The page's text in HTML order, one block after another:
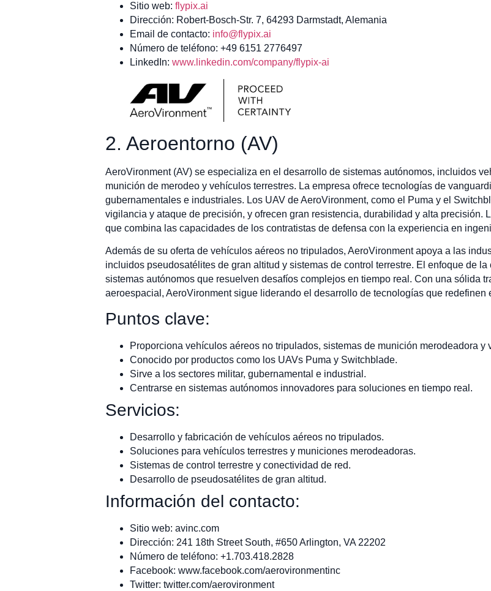
Sitio web: flypix.ai
Dirección: Robert-Bosch-Str. 7, 64293 Darmstadt, Alemania
Email de contacto: info@flypix.ai
Número de teléfono: +49 6151 2776497
LinkedIn: www.linkedin.com/company/flypix-ai
2. Aeroentorno (AV)
AeroVironment (AV) se especializa en el desarrollo de sistemas autónomos, incluidos
munición de merodeo y vehículos terrestres. La empresa ofrece tecnologías de
gubernamentales e industriales. Los UAV de AeroVironment, como el Puma y el
vigilancia y ataque de precisión, y ofrecen gran resistencia, durabilidad y alta precisión.
que combina las capacidades de los contratistas de defensa con la experiencia en
Además de su oferta de vehículos aéreos no tripulados, AeroVironment apoya a las
incluidos pseudosatélites de gran altitud y sistemas de control terrestre. El enfoque de
sistemas autónomos que resuelven desafíos complejos en tiempo real. Con una sólida
aeroespacial, AeroVironment sigue liderando el desarrollo de tecnologías que redefinen
Puntos clave:
Proporciona vehículos aéreos no tripulados, sistemas de munición merodeadora y
Conocido por productos como los UAVs Puma y Switchblade.
Sirve a los sectores militar, gubernamental e industrial.
Centrarse en sistemas autónomos innovadores para soluciones en tiempo real.
Servicios:
Desarrollo y fabricación de vehículos aéreos no tripulados.
Soluciones para vehículos terrestres y municiones merodeadoras.
Sistemas de control terrestre y conectividad de red.
Desarrollo de pseudosatélites de gran altitud.
Información del contacto:
Sitio web: avinc.com
Dirección: 241 18th Street South, #650 Arlington, VA 22202
Número de teléfono: +1.703.418.2828
Facebook: www.facebook.com/aerovironmentinc
Twitter: twitter.com/aerovironment